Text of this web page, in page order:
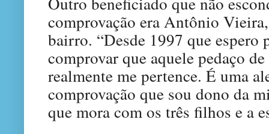
comprovação era Antônio
bairro. “Desde 1997 que espero
comprovar que aquele pedaço
realmente me pertence. É uma
comprovação que sou dono da
que mora com os três filhos e a